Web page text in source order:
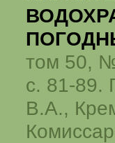
том 50,
с. 81-89.
В.А.,